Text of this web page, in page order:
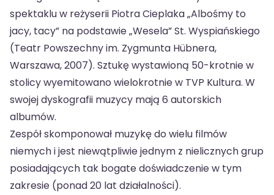
spektaklu w reżyserii Piotra Cieplaka „Albośmy to
jacy, tacy” na podstawie „Wesela” St. Wyspiańskiego
(Teatr Powszechny im. Zygmunta Hübnera,
Warszawa, 2007). Sztukę wystawioną 50-krotnie w
stolicy wyemitowano wielokrotnie w TVP Kultura. W
swojej dyskografii muzycy mają 6 autorskich
albumów.
Zespół skomponował muzykę do wielu filmów
niemych i jest niewątpliwie jednym z nielicznych grup
posiadających tak bogate doświadczenie w tym
zakresie (ponad 20 lat działalności).